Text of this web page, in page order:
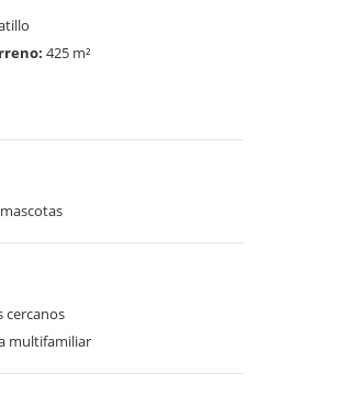
425 m²
cercanos
multifamiliar